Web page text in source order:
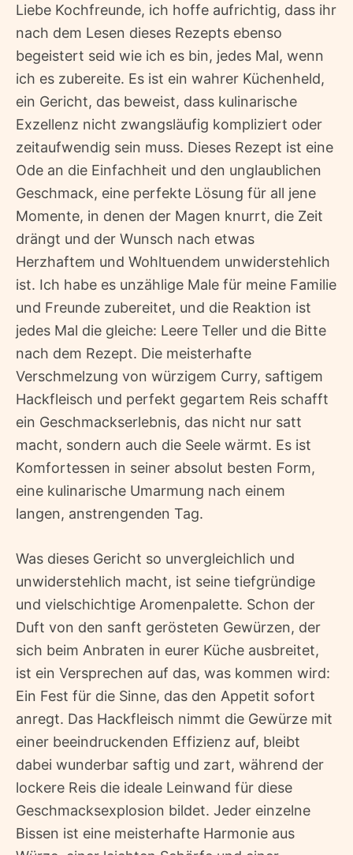
Liebe Kochfreunde, ich hoffe aufrichtig, dass ihr
nach dem Lesen dieses Rezepts ebenso
begeistert seid wie ich es bin, jedes Mal, wenn
ich es zubereite. Es ist ein wahrer Küchenheld,
ein Gericht, das beweist, dass kulinarische
Exzellenz nicht zwangsläufig kompliziert oder
zeitaufwendig sein muss. Dieses Rezept ist eine
Ode an die Einfachheit und den unglaublichen
Geschmack, eine perfekte Lösung für all jene
Momente, in denen der Magen knurrt, die Zeit
drängt und der Wunsch nach etwas
Herzhaftem und Wohltuendem unwiderstehlich
ist. Ich habe es unzählige Male für meine Familie
und Freunde zubereitet, und die Reaktion ist
jedes Mal die gleiche: Leere Teller und die Bitte
nach dem Rezept. Die meisterhafte
Verschmelzung von würzigem Curry, saftigem
Hackfleisch und perfekt gegartem Reis schafft
ein Geschmackserlebnis, das nicht nur satt
macht, sondern auch die Seele wärmt. Es ist
Komfortessen in seiner absolut besten Form,
eine kulinarische Umarmung nach einem
langen, anstrengenden Tag.
Was dieses Gericht so unvergleichlich und
unwiderstehlich macht, ist seine tiefgründige
und vielschichtige Aromenpalette. Schon der
Duft von den sanft gerösteten Gewürzen, der
sich beim Anbraten in eurer Küche ausbreitet,
ist ein Versprechen auf das, was kommen wird:
Ein Fest für die Sinne, das den Appetit sofort
anregt. Das Hackfleisch nimmt die Gewürze mit
einer beeindruckenden Effizienz auf, bleibt
dabei wunderbar saftig und zart, während der
lockere Reis die ideale Leinwand für diese
Geschmacksexplosion bildet. Jeder einzelne
Bissen ist eine meisterhafte Harmonie aus